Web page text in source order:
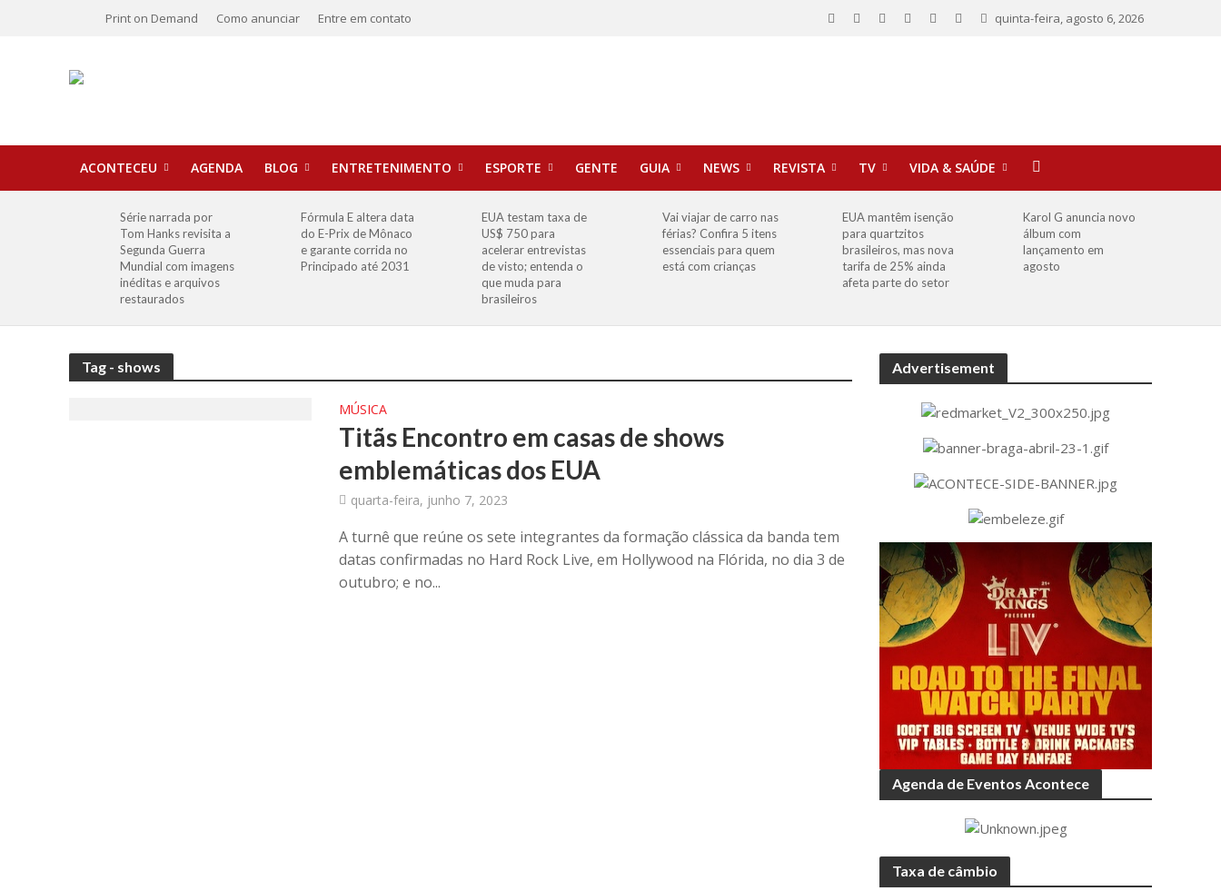
Print on Demand Como anunciar Entre em contato quinta-feira, agosto 6, 2026
ACONTECEU AGENDA BLOG ENTRETENIMENTO ESPORTE GENTE GUIA NEWS REVISTA TV VIDA & SAÚDE
Série narrada por
Tom Hanks revisita a
Segunda Guerra
Mundial com imagens
inéditas e arquivos
restaurados
Fórmula E altera data
do E-Prix de Mônaco
e garante corrida no
Principado até 2031
EUA testam taxa de
US$ 750 para
acelerar entrevistas
de visto; entenda o
que muda para
brasileiros
Vai viajar de carro nas
férias? Confira 5 itens
essenciais para quem
está com crianças
EUA mantêm isenção
para quartzitos
brasileiros, mas nova
tarifa de 25% ainda
afeta parte do setor
Karol G anuncia novo
álbum com
lançamento em
agosto
Tag - shows
MÚSICA
Titãs Encontro em casas de shows
emblemáticas dos EUA
quarta-feira, junho 7, 2023
A turnê que reúne os sete integrantes da formação clássica da banda tem
datas confirmadas no Hard Rock Live, em Hollywood na Flórida, no dia 3 de
outubro; e no...
Advertisement
Agenda de Eventos Acontece
Taxa de câmbio